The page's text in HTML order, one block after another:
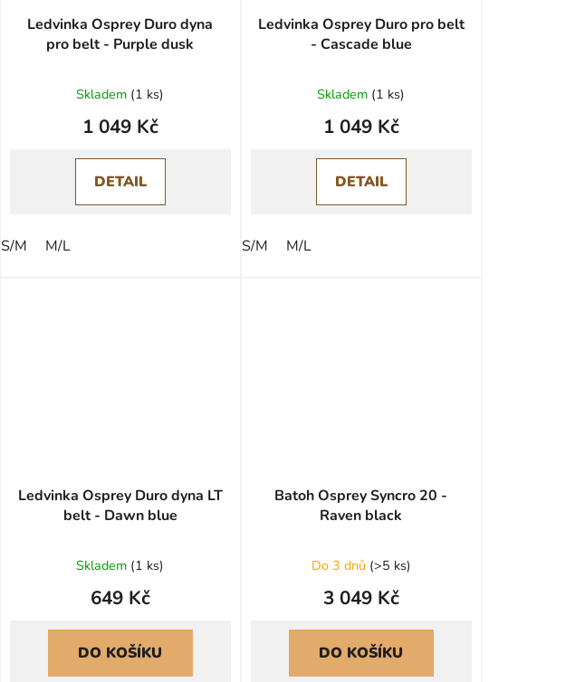
Ledvinka Osprey Duro dyna
pro belt - Purple dusk
Skladem (1 ks)
1 049 Kč
DETAIL
S/M M/L
Ledvinka Osprey Duro pro belt
- Cascade blue
Skladem (1 ks)
1 049 Kč
DETAIL
S/M M/L
Ledvinka Osprey Duro dyna LT
belt - Dawn blue
Skladem (1 ks)
649 Kč
DO KOŠÍKU
Batoh Osprey Syncro 20 -
Raven black
Do 3 dnů (>5 ks)
3 049 Kč
DO KOŠÍKU